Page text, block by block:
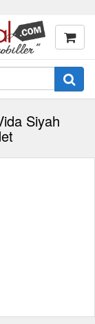
Siyah